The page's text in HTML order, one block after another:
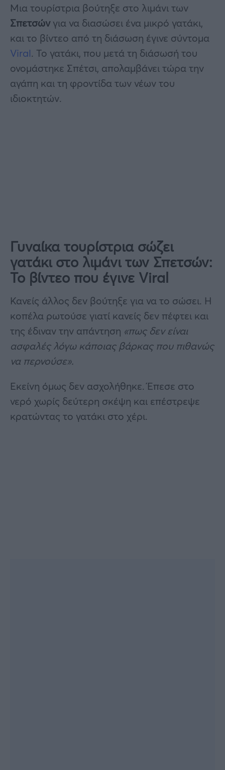
Μια τουρίστρια βούτηξε στο λιμάνι των
Σπετσώνγια να διασώσει ένα μικρό γατάκι,
και το βίντεο από τη διάσωση έγινε σύντομα
Viral. Το γατάκι, που μετά τη διάσωσή του
ονομάστηκε Σπέτσι, απολαμβάνει τώρα την
αγάπη και τη φροντίδα των νέων του
ιδιοκτητών.
Γυναίκα τουρίστρια σώζει
γατάκι στο λιμάνι των Σπετσών:
Το βίντεο που έγινε Viral
Κανείς άλλος δεν βούτηξε για να το σώσει. Η
κοπέλα ρωτούσε γιατί κανείς δεν πέφτει και
της έδιναν την απάντηση «πως δεν είναι
ασφαλές λόγω κάποιας βάρκας που πιθανώς
να περνούσε».
Εκείνη όμως δεν ασχολήθηκε. Έπεσε στο
νερό χωρίς δεύτερη σκέψη και επέστρεψε
κρατώντας το γατάκι στο χέρι.